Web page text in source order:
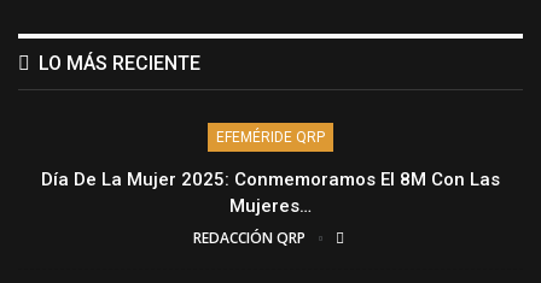
LO MÁS RECIENTE
EFEMÉRIDE QRP
Día De La Mujer 2025: Conmemoramos El 8M Con Las
Mujeres…
REDACCIÓN QRP